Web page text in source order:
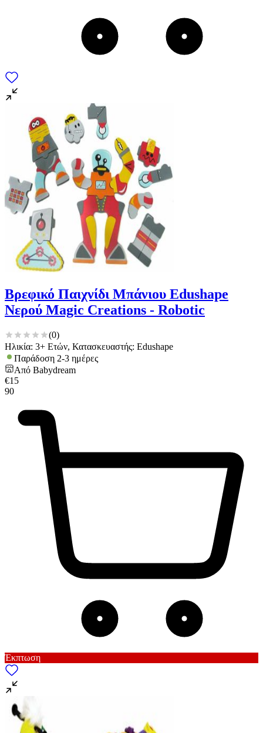
Βρεφικό Παιχνίδι Μπάνιου Edushape
Νερού Magic Creations - Robotic
(0)
Ηλικία: 3+ Ετών, Κατασκευαστής: Edushape
Παράδοση 2-3 ημέρες
Από Babydream
€15
90
Έκπτωση